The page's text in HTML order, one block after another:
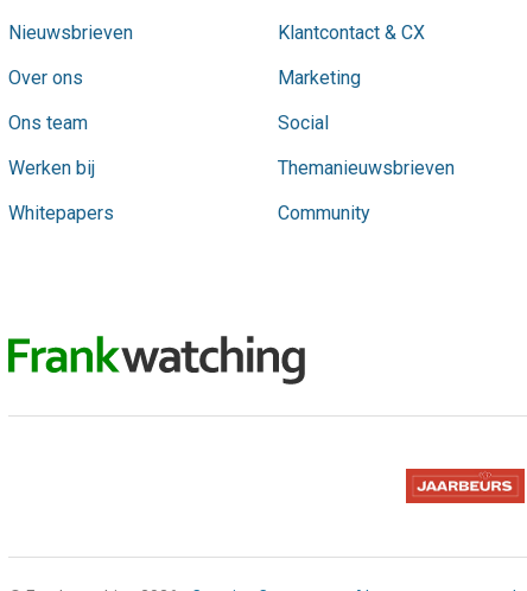
Nieuwsbrieven
Over ons
Ons team
Werken bij
Whitepapers
Klantcontact & CX
Marketing
Social
Themanieuwsbrieven
Community